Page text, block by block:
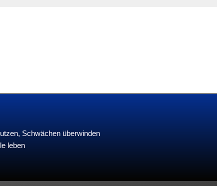
Schwächen überwinden
leben